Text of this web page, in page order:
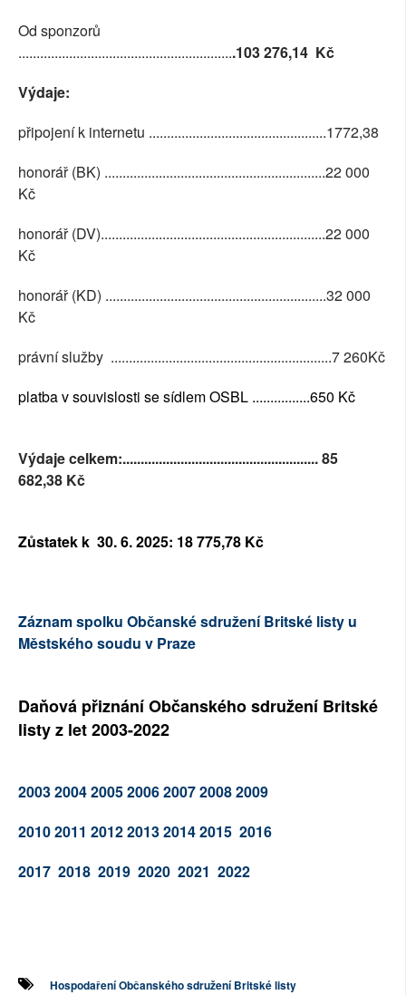
Od sponzorů
............................................................103 276,14 Kč
Výdaje:
připojení k internetu .................................................1772,38
honorář (BK) .............................................................22 000
Kč
honorář (DV)..............................................................22 000
Kč
honorář (KD) .............................................................32 000
Kč
právní služby .............................................................7 260Kč
platba v souvislosti se sídlem OSBL ................650 Kč
Výdaje celkem:......................................................85
682,38 Kč
Zůstatek k 30. 6. 2025: 18 775,78 Kč
Záznam spolku Občanské sdružení Britské listy u
Městského soudu v Praze
Daňová přiznání Občanského sdružení Britské
listy z let 2003-2022
2003200420052006200720082009
20102011 2012201320142015 2016
2017 2018 2019 2020 2021 2022
Hospodaření Občanského sdružení Britské listy